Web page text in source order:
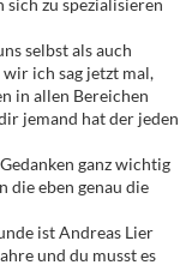
sich zu spezialisieren
selbst als auch
ich sag jetzt mal,
in allen Bereichen
jemand hat der jeden
ganz wichtig
die eben genau die
ist Andreas Lier
und du musst es